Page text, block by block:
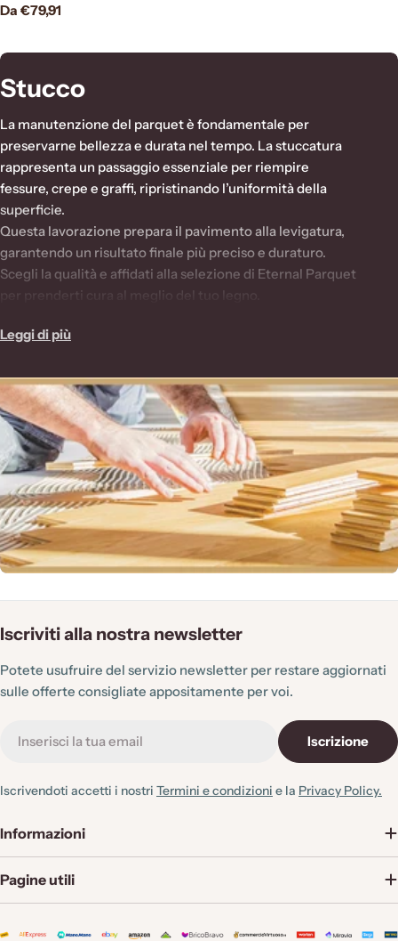
Prezzo
Da €79,91
C
o
l
l
e
z
i
n
:
Stucco
La manutenzione del parquet è fondamentale per
preservarne bellezza e durata nel tempo. La stuccatura
rappresenta un passaggio essenziale per riempire
fessure, crepe e graffi, ripristinando l’uniformità della
superficie.
Questa lavorazione prepara il pavimento alla levigatura,
garantendo un risultato finale più preciso e duraturo.
Scegli la qualità e affidati alla selezione di Eternal Parquet
per prenderti cura al meglio del tuo legno.
Leggi di più
Iscriviti alla nostra newsletter
Potete usufruire del servizio newsletter per restare aggiornati
sulle offerte consigliate appositamente per voi.
mail
Iscrizione
Iscrivendoti accetti i nostri Termini e condizioni e la Privacy Policy.
Informazioni
Pagine utili